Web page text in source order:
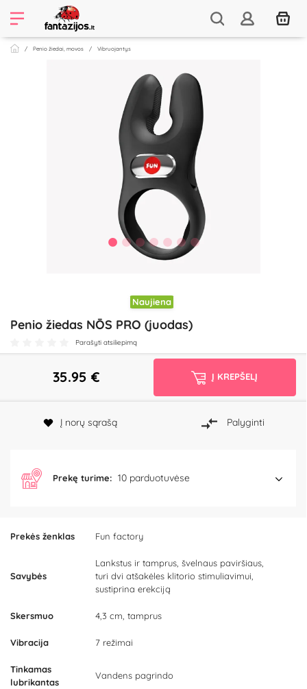
Penio žiedai, movos Vibruojantys
Naujiena
Penio žiedas NŌS PRO (juodas)
Parašyti atsiliepimą
Prekės ženklas Fun factory
Savybės
Lankstus ir tamprus, švelnaus paviršiaus,
turi dvi atšakėles klitorio stimuliavimui,
sustiprina erekciją
Skersmuo 4,3 cm, tamprus
Vibracija 7 režimai
Tinkamas
lubrikantas
Vandens pagrindo
35.95 € Į KREPŠELĮ
Į norų sąrašą Palyginti
Prekę turime: 10 parduotuvėse